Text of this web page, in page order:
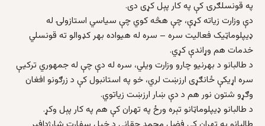
په قونسلګرۍ کې په کار پېل کړی دی.
دې وزارت زياته کړې، چې هڅه کوي چې سياسي استازولۍ له
ډيپلوماټيک فعاليت سره – سره له هيواده بهر کډوالو ته قونسلي
خدمات هم وړاندې کړي.
د طالبانو د بهرنيو چارو وزارت ویلي، سره له دې چې له جمهوري ترکيې
سره اړيکې ځانګړی ارزښت لري، خو په استانبول کې د زرګونو افغان
وګړو شتون نور هم د دې ښار ارزښت زياتوي.
د طالبانو ډيپلوماټانو تېره ورځ په تهران کې هم په کار پېل وکړ.